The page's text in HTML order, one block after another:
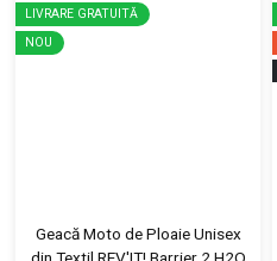
LIVRARE GRATUITĂ
NOU
Geacă Moto de Ploaie Unisex